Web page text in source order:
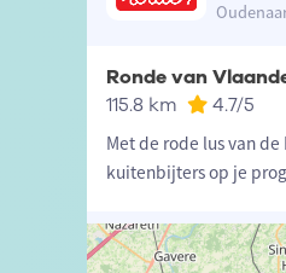
Ronde van
115.8 km 4.7/5
Met de rode lus van
kuitenbijters op je